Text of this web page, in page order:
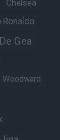
Chelsea
Ronaldo
Gea
Woodward